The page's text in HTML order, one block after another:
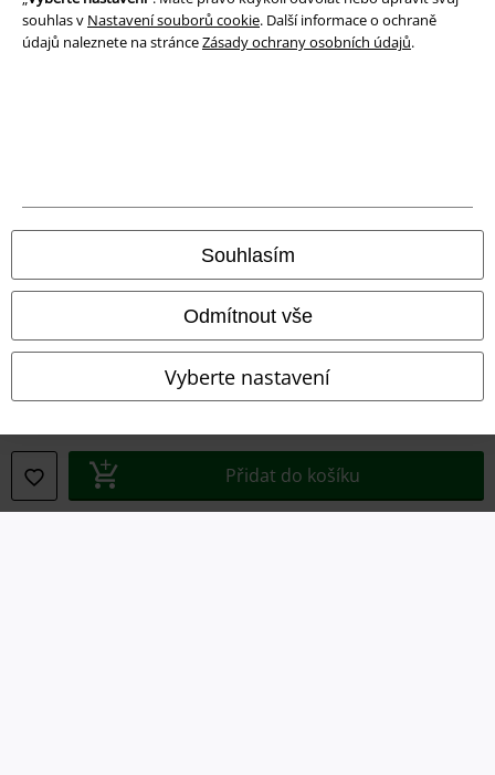
souhlas v Nastavení souborů cookie. Další informace o ochraně
údajů naleznete na stránceZásady ochrany osobních údajů.
Souhlasím
Odmítnout vše
Vyberte nastavení
Přidat do košíku
Ochrana osobních údajů
Likvidace odpadu a ochrana životního prostředí
Informace o přístupnosti
Nastavení souborů cookie
Odstoupení od smlouvy
Všechny ceny jsou včetně DPH, bezpoštovného a balného